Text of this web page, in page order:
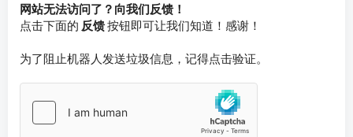
网站无法访问了？向我们反馈！
点击下面的 反馈按钮即可让我们知道！感谢！
为了阻止机器人发送垃圾信息，记得点击验证。